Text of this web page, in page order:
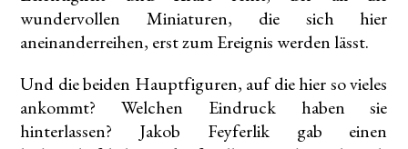
wundervollen Miniaturen, die sich hier
aneinanderreihen, erst zum Ereignis werden lässt.
Und die beiden Hauptfiguren, auf die hier so vieles
ankommt? Welchen Eindruck haben sie
hinterlassen? Jakob Feyferlik gab einen